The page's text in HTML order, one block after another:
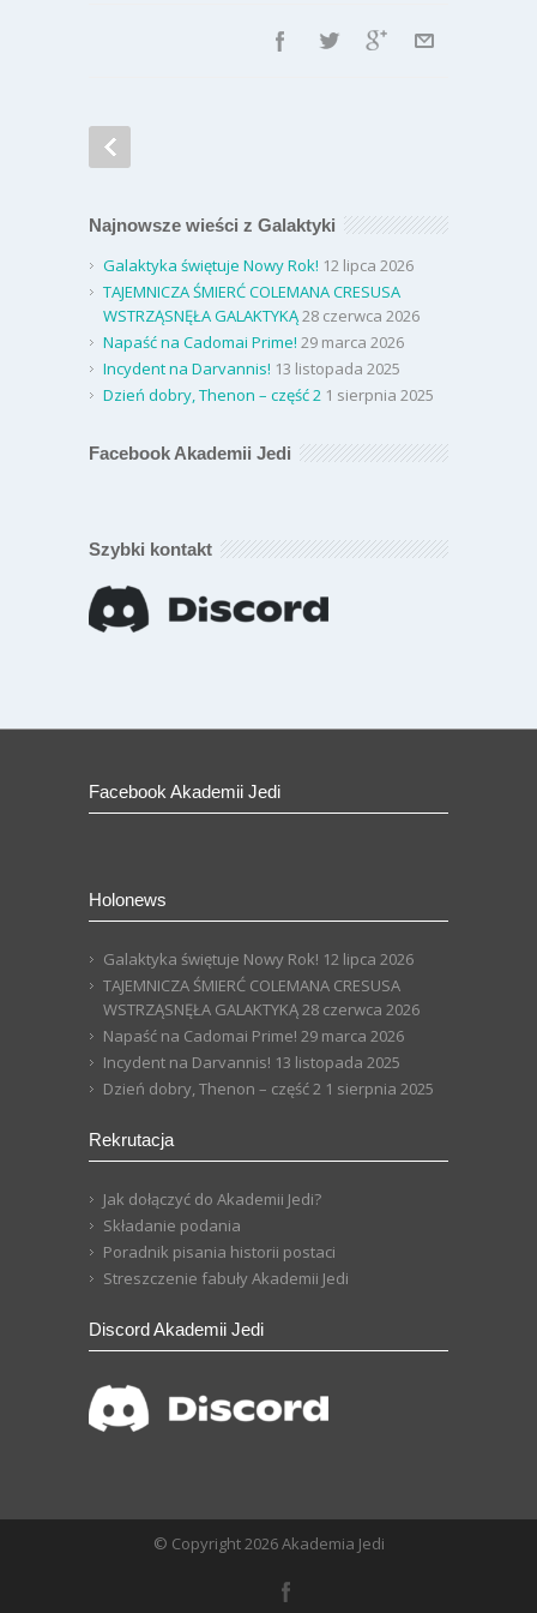
Najnowsze wieści z Galaktyki
Galaktyka świętuje Nowy Rok! 12 lipca 2026
TAJEMNICZA ŚMIERĆ COLEMANA CRESUSA
WSTRZĄSNĘŁA GALAKTYKĄ28 czerwca 2026
Napaść na Cadomai Prime! 29 marca 2026
Incydent na Darvannis! 13 listopada 2025
Dzień dobry, Thenon – część 2 1 sierpnia 2025
Facebook Akademii Jedi
Szybki kontakt
Facebook Akademii Jedi
Holonews
Galaktyka świętuje Nowy Rok! 12 lipca 2026
TAJEMNICZA ŚMIERĆ COLEMANA CRESUSA
WSTRZĄSNĘŁA GALAKTYKĄ28 czerwca 2026
Napaść na Cadomai Prime! 29 marca 2026
Incydent na Darvannis! 13 listopada 2025
Dzień dobry, Thenon – część 2 1 sierpnia 2025
Rekrutacja
Jak dołączyć do Akademii Jedi?
Składanie podania
Poradnik pisania historii postaci
Streszczenie fabuły Akademii Jedi
Discord Akademii Jedi
© Copyright 2026 Akademia Jedi